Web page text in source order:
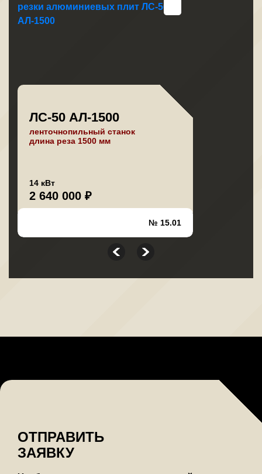
ЛС-50 АЛ-1500
ленточнопильный станок
длина реза 1500 мм
14 кВт
2 640 000 ₽
№ 15.01
ОТПРАВИТЬ
ЗАЯВКУ